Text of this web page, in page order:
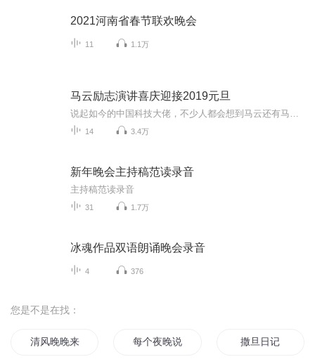
2021河南省春节联欢晚会
11 1.1万
马云励志演讲喜庆迎接2019元旦
14 3.4万
新年晚会主持稿范读录音
主持稿范读录音
31 1.7万
冰魂作品双语朗诵晚会录音
4 376
您是不是在找：
清风晚晚来 每个夜晚说想你 撒旦日记